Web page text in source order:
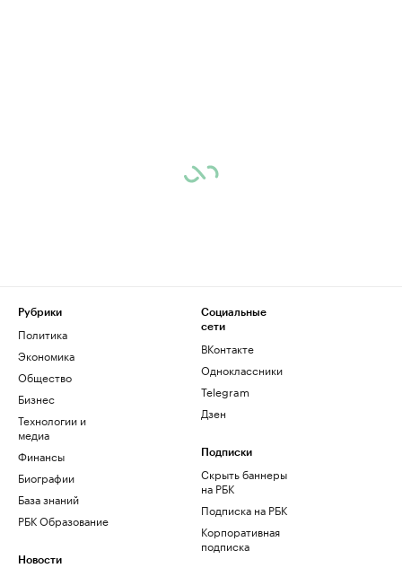
Рубрики
Политика
Экономика
Общество
Бизнес
Технологии и
медиа
Финансы
Биографии
База знаний
РБК Образование
Новости
Социальные
сети
ВКонтакте
Одноклассники
Telegram
Дзен
Подписки
Скрыть баннеры
на РБК
Подписка на РБК
Корпоративная
подписка